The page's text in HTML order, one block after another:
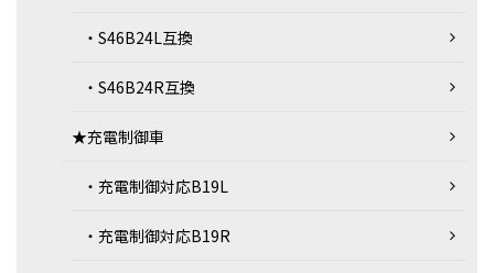
・S46B24L互換
・S46B24R互換
★充電制御車
・充電制御対応B19L
・充電制御対応B19R